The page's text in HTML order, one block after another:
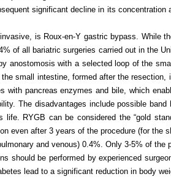
significant decline in its
is Roux-en-Y gastric bypass. While
of all bariatric surgeries carried out in the
anostomosis with a selected loop of the
small intestine, formed after the
pancreas enzymes and bile, which
The disadvantages include possible
RYGB can be considered the “gold
even after 3 years of the procedure (for
and venous) 0.4%. Only 3-5% of the
should be performed by experienced
lead to a significant reduction in body